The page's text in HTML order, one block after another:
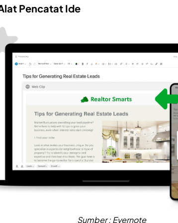
Pencatat Ide
Sumber : Evernote